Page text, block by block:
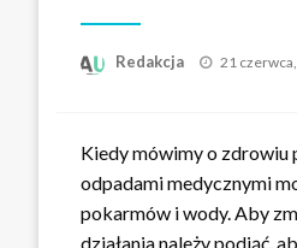
Redakcja 21
Kiedy mówimy o zdrowiu
odpadami medycznymi
pokarmów i wody. Aby
działania należy podjąć,